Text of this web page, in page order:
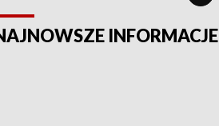
INFORMACJE